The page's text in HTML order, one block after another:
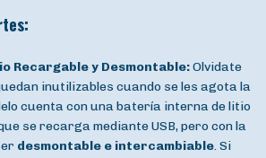
Recargable y Desmontable:Olvidate
inutilizables cuando se les agota la
cuenta con una batería interna de litio
se recarga mediante USB, pero con la
desmontable e intercambiable. Si